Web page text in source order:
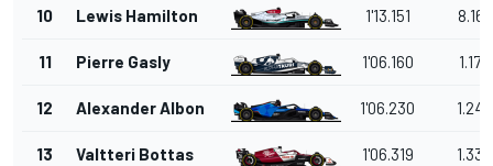
10 Lewis Hamilton 1'13.151 8.167
11 Pierre Gasly 1'06.160 1.176
12 Alexander Albon 1'06.230 1.246
13 Valtteri Bottas 1'06.319 1.335